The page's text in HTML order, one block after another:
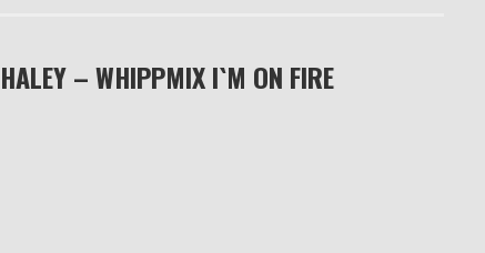
HALEY – WHIPPMIX I`M ON FIRE